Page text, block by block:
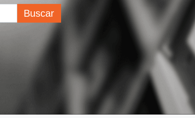
Buscar